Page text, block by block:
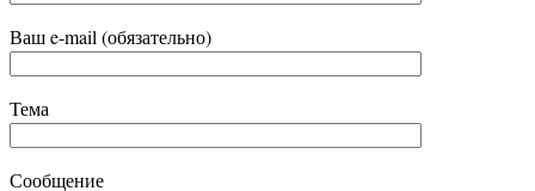
Ваш e-mail (обязательно)
Тема
Сообщение